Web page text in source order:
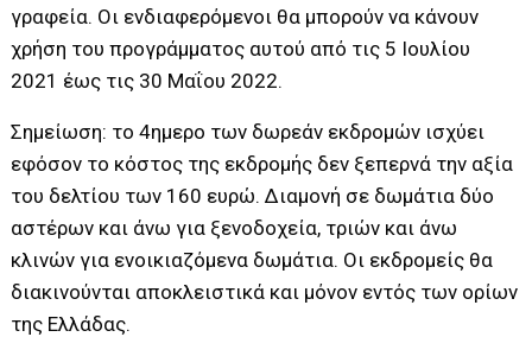
γραφεία. Οι ενδιαφερόμενοι θα μπορούν να κάνουν
χρήση του προγράμματος αυτού από τις 5 Ιουλίου
2021 έως τις 30 Μαΐου 2022.
Σημείωση: το 4ημερο των δωρεάν εκδρομών ισχύει
εφόσον το κόστος της εκδρομής δεν ξεπερνά την αξία
του δελτίου των 160 ευρώ. Διαμονή σε δωμάτια δύο
αστέρων και άνω για ξενοδοχεία, τριών και άνω
κλινών για ενοικιαζόμενα δωμάτια. Οι εκδρομείς θα
διακινούνται αποκλειστικά και μόνον εντός των ορίων
της Ελλάδας.